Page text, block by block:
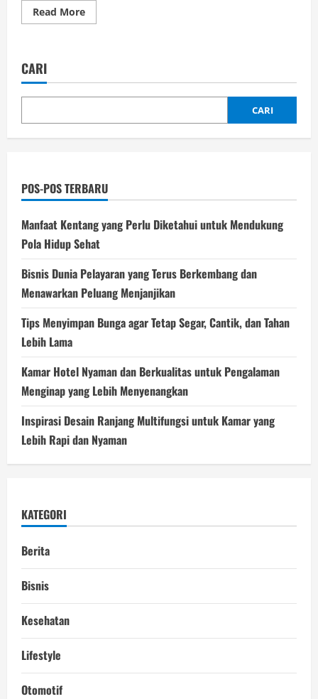
Read MoreRead
more
Lezat
Bergizi
CARI
CARI
POS-POS TERBARU
Manfaat Kentang yang Perlu Diketahui untuk Mendukung
Pola Hidup Sehat
Bisnis Dunia Pelayaran yang Terus Berkembang dan
Menawarkan Peluang Menjanjikan
Tips Menyimpan Bunga agar Tetap Segar, Cantik, dan Tahan
Lebih Lama
Kamar Hotel Nyaman dan Berkualitas untuk Pengalaman
Menginap yang Lebih Menyenangkan
Inspirasi Desain Ranjang Multifungsi untuk Kamar yang
Lebih Rapi dan Nyaman
KATEGORI
Berita
Bisnis
Kesehatan
Lifestyle
Otomotif